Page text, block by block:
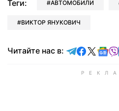
Теги: АВТОМОБИЛИ
ВИКТОР ЯНУКОВИЧ
Читайте нас в: Читайте в
Читайте